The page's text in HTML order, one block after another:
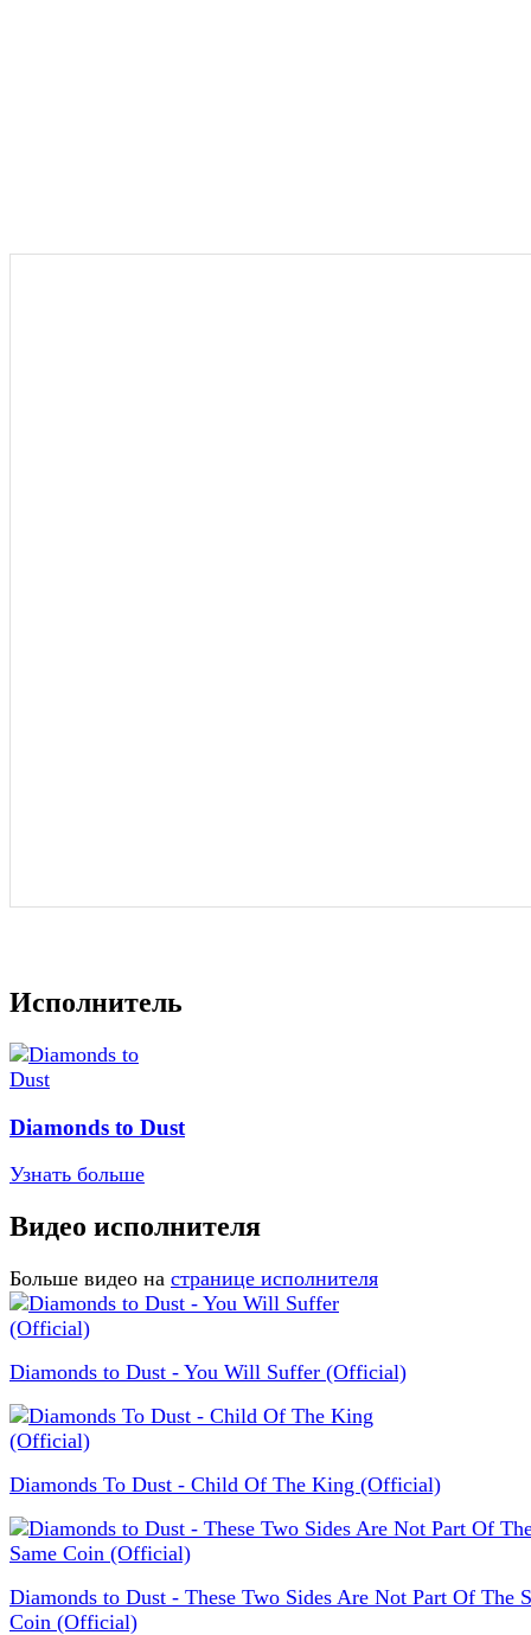
Исполнитель
Diamonds to Dust
Узнать больше
Видео исполнителя
Больше видео на странице исполнителя
Diamonds to Dust - You Will Suffer (Official)
Diamonds To Dust - Child Of The King (Official)
Diamonds to Dust - These Two Sides Are Not Part Of The
Coin (Official)